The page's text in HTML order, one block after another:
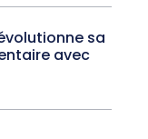
sa
avec